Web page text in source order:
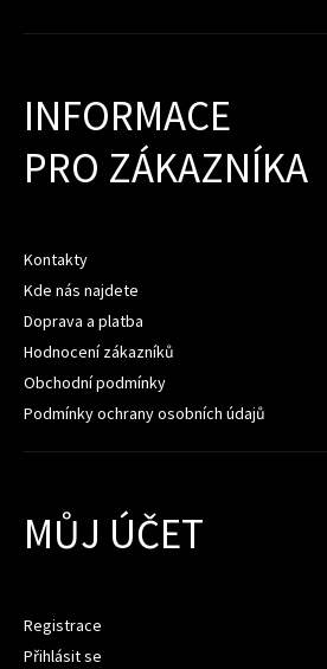
INFORMACE
PRO ZÁKAZNÍKA
Kontakty
Kde nás najdete
Doprava a platba
Hodnocení zákazníků
Obchodní podmínky
Podmínky ochrany osobních údajů
MŮJ ÚČET
Registrace
Přihlásit se